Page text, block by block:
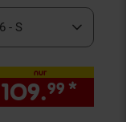
- S
nur
109.99 *